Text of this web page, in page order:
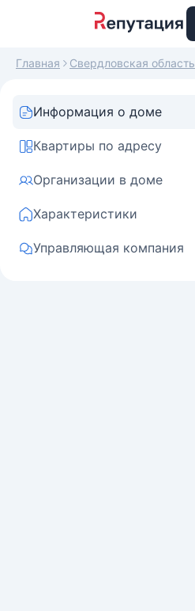
Главная Свердловская область
Информация о доме
Квартиры по адресу
Организации в доме
Характеристики
Управляющая компания